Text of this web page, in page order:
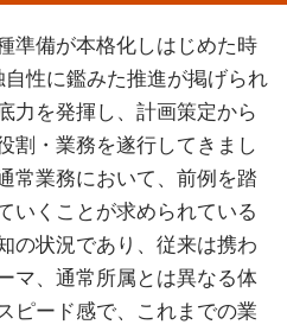
準備が本格化しはじめた時
性に鑑みた推進が掲げられ
力を発揮し、計画策定から
割・業務を遂行してきまし
常業務において、前例を踏
いくことが求められている
の状況であり、従来は携わ
マ、通常所属とは異なる体
ピード感で、これまでの業